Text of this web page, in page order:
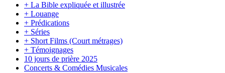
+ La Bible expliquée et illustrée
+ Louange
+ Prédications
+ Séries
+ Short Films (Court métrages)
+ Témoignages
10 jours de prière 2025
Concerts & Comédies Musicales